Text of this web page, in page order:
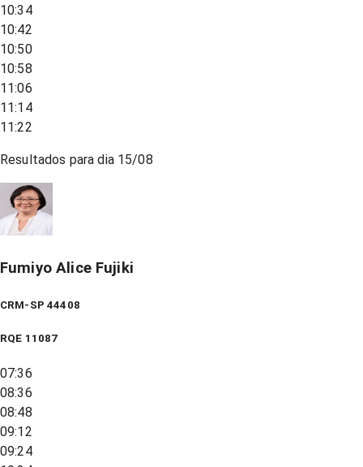
10:34
10:42
10:50
10:58
11:06
11:14
11:22
Resultados para dia 15/08
Fumiyo Alice Fujiki
CRM-SP 44408
RQE 11087
07:36
08:36
08:48
09:12
09:24